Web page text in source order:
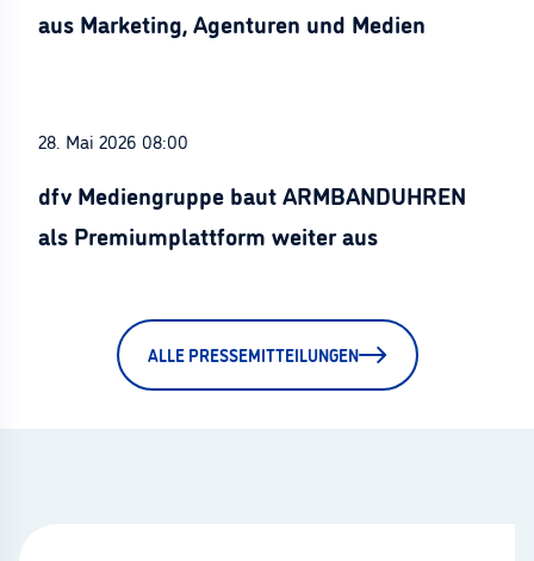
aus Marketing, Agenturen und Medien
28. Mai 2026 08:00
dfv Mediengruppe baut ARMBANDUHREN
als Premiumplattform weiter aus
ALLE PRESSEMITTEILUNGEN